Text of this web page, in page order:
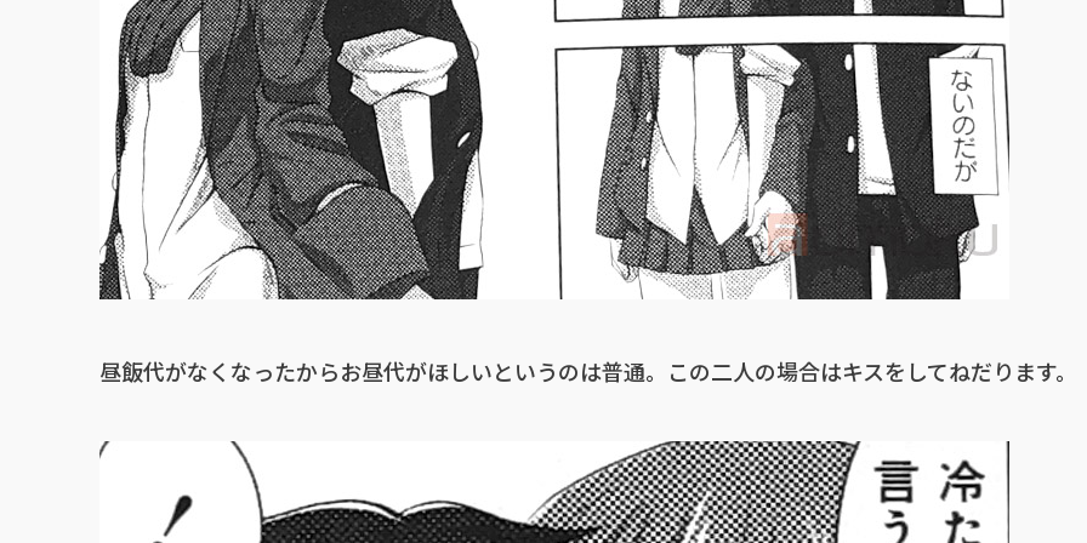
昼飯代がなくなったからお昼代がほしいというのは普通。この二人の場合はキスをしてねだります。